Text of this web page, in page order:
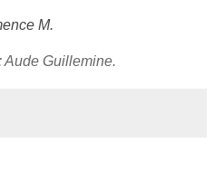
M.
Aude Guillemine.